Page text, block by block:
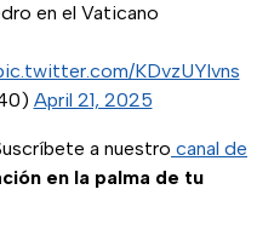
en el Vaticano
KDvzUYlvns
April 21, 2025
a nuestro canal de
en la palma de tu